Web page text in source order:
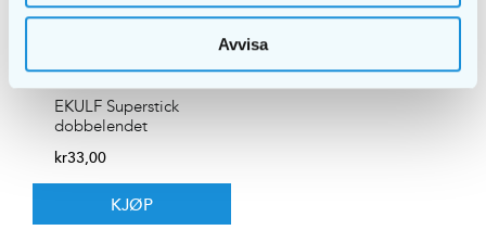
Avvisa
EKULF Superstick
dobbelendet
kr33,00
KJØP